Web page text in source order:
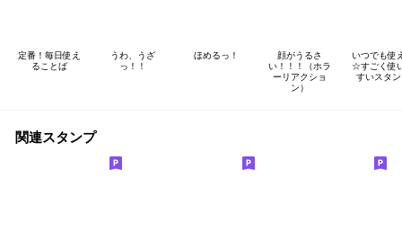
定番！毎日使え
ることば
うわ、うざ
っ！！
ほめるっ！
顔がうるさ
い！！！（ホラ
ーリアクショ
ン）
いつでも使
☆すごく使
すいスタ
関連スタンプ